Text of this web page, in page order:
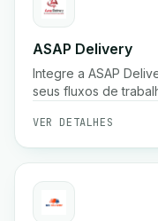
ASAP Delivery
Integre a ASAP
seus fluxos de
VER DETALHES